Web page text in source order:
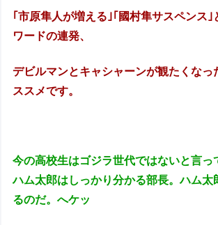
｢市原隼人が増える｣｢國村隼サスペンス｣
ワードの連発、
デビルマンとキャシャーンが観たくなっ
ススメです。
今の高校生はゴジラ世代ではないと言っ
ハム太郎はしっかり分かる部長。ハム太
るのだ。へケッ